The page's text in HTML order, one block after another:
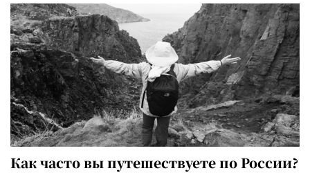
Как часто вы путешествуете по России?